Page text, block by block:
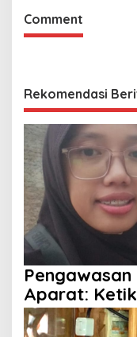
Comment
Rekomendasi
Aparat:
dengan